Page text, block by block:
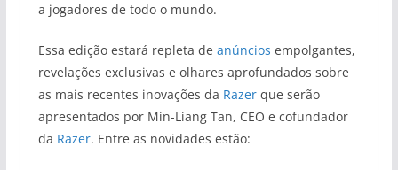
a jogadores de todo o mundo.
Essa edição estará repleta de anúncios empolgantes,
revelações exclusivas e olhares aprofundados sobre
as mais recentes inovações da Razerque serão
apresentados por Min-Liang Tan, CEO e cofundador
da Razer. Entre as novidades estão: